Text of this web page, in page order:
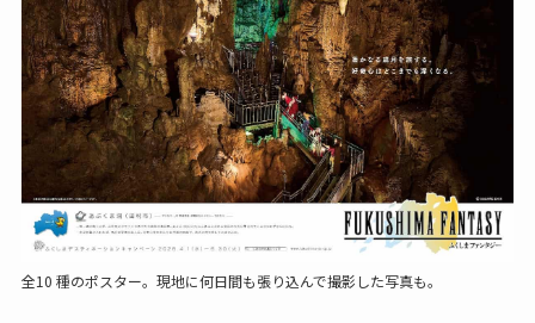
全10 種のポスター。現地に何日間も張り込んで撮影した写真も。